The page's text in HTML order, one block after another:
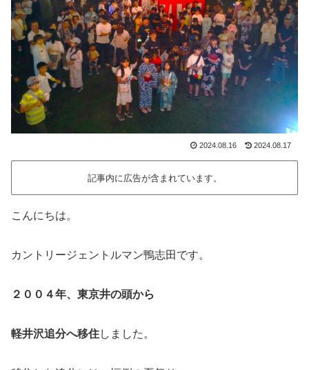
2024.08.16 2024.08.17
記事内に広告が含まれています。
こんにちは。
カントリージェントルマン鴨志田です。
２００４年、東京井の頭から
軽井沢追分へ移住しました。